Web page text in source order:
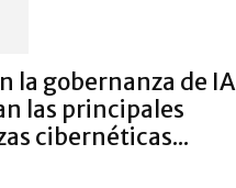
la gobernanza de IA
las principales
cibernéticas...